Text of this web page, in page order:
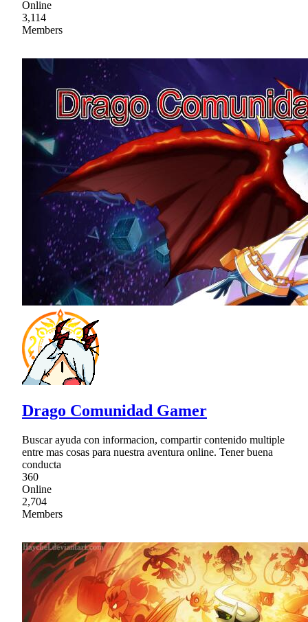
Online
3,114
Members
Drago Comunidad Gamer
Buscar ayuda con informacion, compartir contenido multiple
entre mas cosas para nuestra aventura online. Tener buena
conducta
360
Online
2,704
Members